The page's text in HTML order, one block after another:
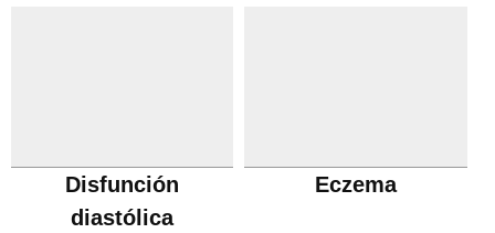
Disfunción
diastólica
Eczema